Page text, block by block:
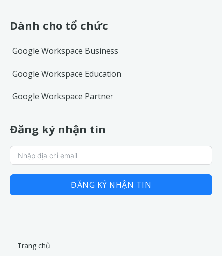
Dành cho tổ chức
Google Workspace Business
Google Workspace Education
Google Workspace Partner
Đăng ký nhận tin
ĐĂNG KÝ NHẬN TIN
Trang chủ